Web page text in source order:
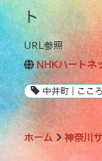
ト
URL参照
NHKハートネ
中井町 | ここ
ホーム 神奈川